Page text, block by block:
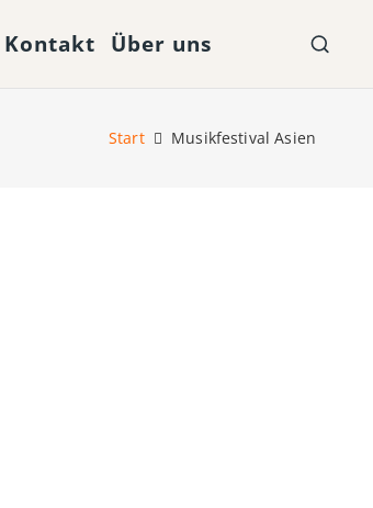
Kontakt Über uns
Start Musikfestival Asien